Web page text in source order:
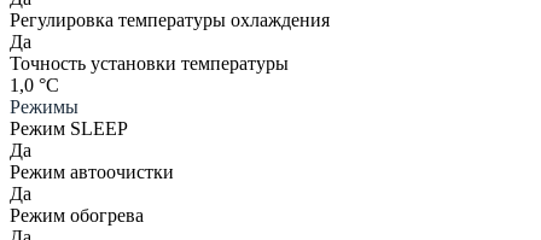
Регулировка температуры охлаждения
Да
Точность установки температуры
1,0 °С
Режимы
Режим SLEEP
Да
Режим автоочистки
Да
Режим обогрева